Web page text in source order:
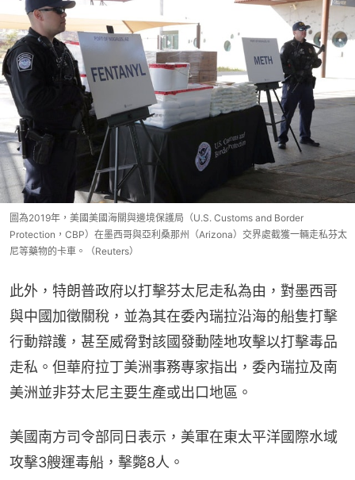
圖為2019年，美國美國海關與邊境保護局（U.S. Customs and Border
Protection，CBP）在墨西哥與亞利桑那州（Arizona）交界處截獲一輛走私芬太
尼等藥物的卡車。（Reuters）
此外，特朗普政府以打擊芬太尼走私為由，對墨西哥
與中國加徵關稅，並為其在委內瑞拉沿海的船隻打擊
行動辯護，甚至威脅對該國發動陸地攻擊以打擊毒品
走私。但華府拉丁美洲事務專家指出，委內瑞拉及南
美洲並非芬太尼主要生產或出口地區。
美國南方司令部同日表示，美軍在東太平洋國際水域
攻擊3艘運毒船，擊斃8人。